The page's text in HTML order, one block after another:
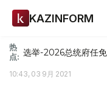
KAZINFORM
热
点: 选举-2026总统府任免
10:43, 03 9月 2021